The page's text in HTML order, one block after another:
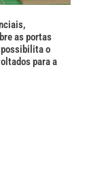
as portas
o
para a